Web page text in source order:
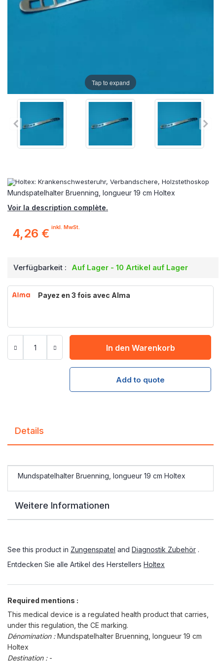
Mundspatelhalter Bruenning, longueur 19 cm Holtex
Voir la description complète.
4,26 € inkl. MwSt.
Verfügbarkeit : Auf Lager - 10 Artikel auf Lager
Payez en 3 fois avec Alma
In den Warenkorb
Add to quote
Tap to expand
Details
Mundspatelhalter Bruenning, longueur 19 cm Holtex
Weitere Informationen
See this product in Zungenspatel and Diagnostik Zubehör .
Entdecken Sie alle Artikel des Herstellers Holtex
Required mentions :
This medical device is a regulated health product that carries,
under this regulation, the CE marking.
Dénomination :Mundspatelhalter Bruenning, longueur 19 cm
Holtex
Destination : -